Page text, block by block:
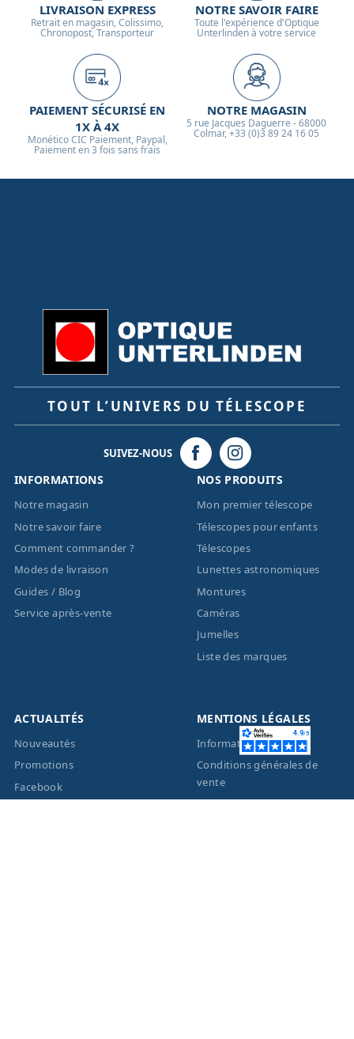
LIVRAISON EXPRESS
Retrait en magasin, Colissimo,
Chronopost, Transporteur
NOTRE SAVOIR FAIRE
Toute l'expérience d'Optique
Unterlinden à votre service
PAIEMENT SÉCURISÉ EN
1X À 4X
Monético CIC Paiement, Paypal,
Paiement en 3 fois sans frais
NOTRE MAGASIN
5 rue Jacques Daguerre - 68000
Colmar, +33 (0)3 89 24 16 05
TOUT L’UNIVERS DU TÉLESCOPE
SUIVEZ-NOUS
INFORMATIONS
Notre magasin
Notre savoir faire
Comment commander ?
Modes de livraison
Guides / Blog
Service après-vente
NOS PRODUITS
Mon premier télescope
Télescopes pour enfants
Télescopes
Lunettes astronomiques
Montures
Caméras
Jumelles
Liste des marques
ACTUALITÉS
Nouveautés
Promotions
Facebook
MENTIONS LÉGALES
Informations légales
Conditions générales de
vente
Eco-Participation